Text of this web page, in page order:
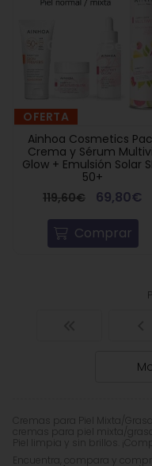
Cremas para Piel Mixta/
cremas para piel mixta/
Piel limpia y sin brillos.
Encuentra, compara y
OFERTA
Ainhoa Cosmetics
Crema y Sérum
Glow + Emulsión Solar
50+
119,60€
69,80€
Comprar